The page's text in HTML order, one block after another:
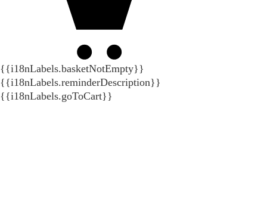
{{i18nLabels.basketNotEmpty}}
{{i18nLabels.reminderDescription}}
{{i18nLabels.goToCart}}